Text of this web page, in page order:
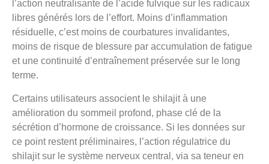
l’action neutralisante de l’acide fulvique sur les radicaux
libres générés lors de l’effort. Moins d’inflammation
résiduelle, c’est moins de courbatures invalidantes,
moins de risque de blessure par accumulation de fatigue
et une continuité d’entraînement préservée sur le long
terme.
Certains utilisateurs associent le shilajit à une
amélioration du sommeil profond, phase clé de la
sécrétion d’hormone de croissance. Si les données sur
ce point restent préliminaires, l’action régulatrice du
shilajit sur le système nerveux central, via sa teneur en